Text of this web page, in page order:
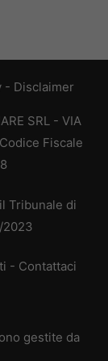
- Disclaimer
SRL - VIA
Fiscale
Tribunale di
2023
- Contattaci
gestite da